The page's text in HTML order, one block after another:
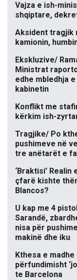
Vajza e ish-
shqiptare,
Aksident tragjik
kamionin,
Ekskluzive/
Ministrat
edhe mbledhja
kabinetin
Konflikt me
kërkim ish-
Tragjike/ Po
pushimeve në
tre anëtarët e
‘Braktisi’
çfarë kishte
Blancos?
U kap me 4
Sarandë,
nisa për
makinë dhe iku
Kthesa e
përfundimisht
te Barcelona